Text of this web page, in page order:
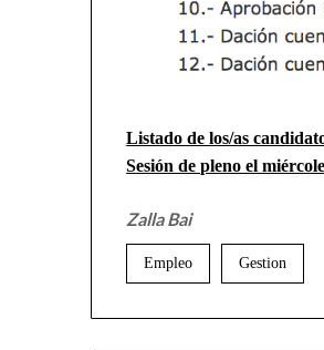
Listado de los/as
Sesión de pleno el
Zalla Bai
Empleo Gestion